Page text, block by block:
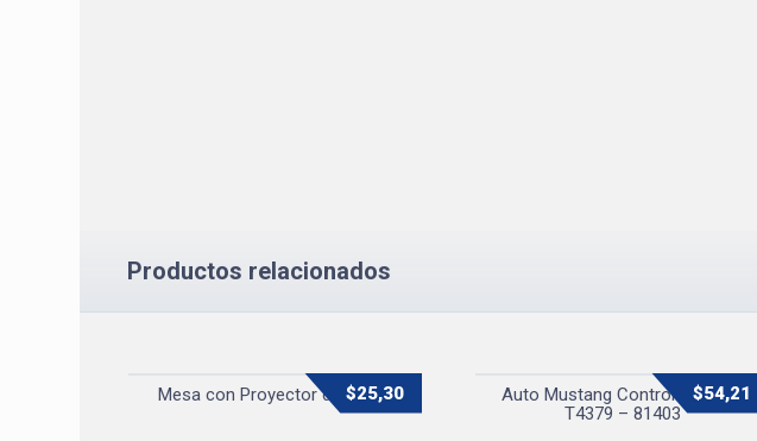
Productos relacionados
Mesa con Proyector de Dibujo
$25,30
Auto Mustang Control Remoto
T4379 – 81403
$54,21